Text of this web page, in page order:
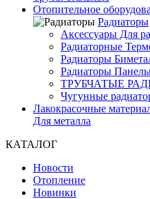
Отопительное
Радиаторы
Аксессуары Для
Радиаторные
Радиаторы
Радиаторы
ТРУБЧАТЫЕ
Чугунные
Лакокрасочные
Для металла
КАТАЛОГ
Новости
Отопление
Новинки